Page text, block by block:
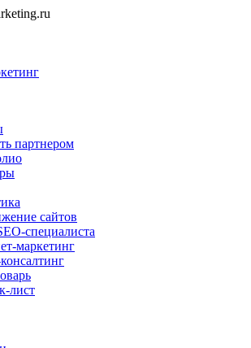
партнером
сайтов
специалиста
маркетинг
лист